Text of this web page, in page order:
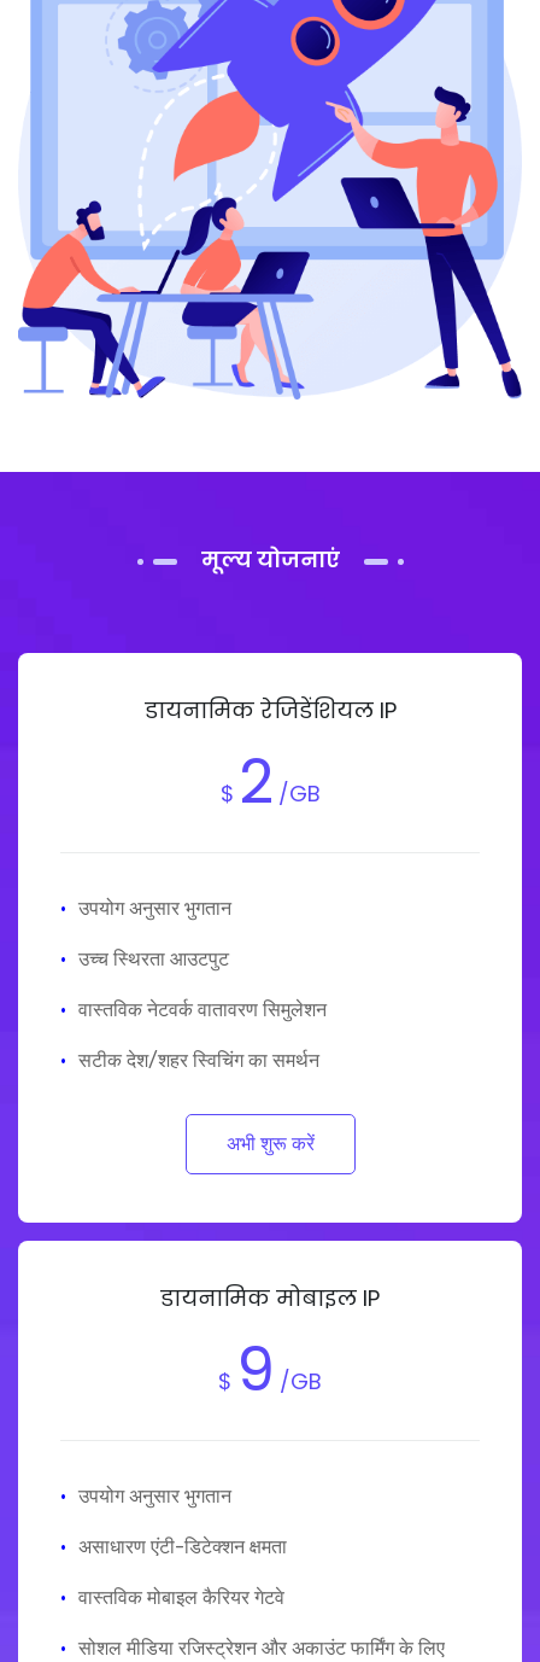
मूल्य योजनाएं
डायनामिक रेजिडेंशियल IP
$ 2 /GB
· उपयोग अनुसार भुगतान
· उच्च स्थिरता आउटपुट
· वास्तविक नेटवर्क वातावरण सिमुलेशन
· सटीक देश/शहर स्विचिंग का समर्थन
अभी शुरू करें
डायनामिक मोबाइल IP
$ 9 /GB
· उपयोग अनुसार भुगतान
· असाधारण एंटी-डिटेक्शन क्षमता
· वास्तविक मोबाइल कैरियर गेटवे
· सोशल मीडिया रजिस्ट्रेशन और अकाउंट फार्मिंग के लिए